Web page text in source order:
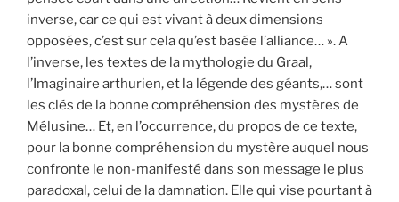
inverse, car ce qui est vivant à deux dimensions
opposées, c’est sur cela qu’est basée l’alliance… ». A
l’inverse, les textes de la mythologie du Graal,
l’Imaginaire arthurien, et la légende des géants,… sont
les clés de la bonne compréhension des mystères de
Mélusine… Et, en l’occurrence, du propos de ce texte,
pour la bonne compréhension du mystère auquel nous
confronte le non-manifesté dans son message le plus
paradoxal, celui de la damnation. Elle qui vise pourtant à